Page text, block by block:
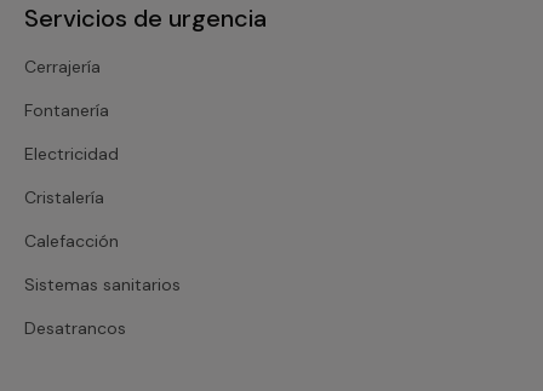
Servicios de urgencia
Cerrajería
Fontanería
Electricidad
Cristalería
Calefacción
Sistemas sanitarios
Desatrancos